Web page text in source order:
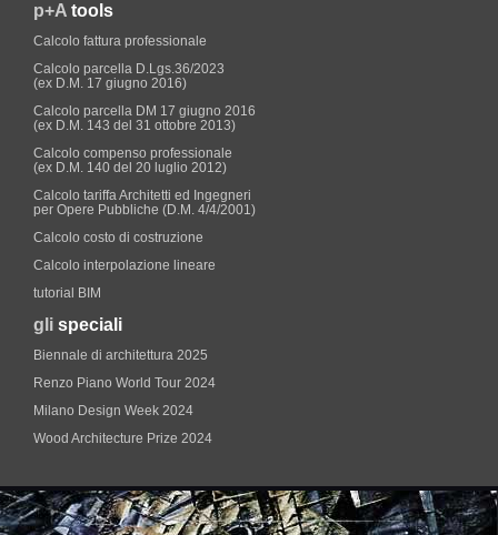
p+A tools
Calcolo fattura professionale
Calcolo parcella D.Lgs.36/2023
(ex D.M. 17 giugno 2016)
Calcolo parcella DM 17 giugno 2016
(ex D.M. 143 del 31 ottobre 2013)
Calcolo compenso professionale
(ex D.M. 140 del 20 luglio 2012)
Calcolo tariffa Architetti ed Ingegneri
per Opere Pubbliche (D.M. 4/4/2001)
Calcolo costo di costruzione
Calcolo interpolazione lineare
tutorial BIM
gli speciali
Biennale di architettura 2025
Renzo Piano World Tour 2024
Milano Design Week 2024
Wood Architecture Prize 2024